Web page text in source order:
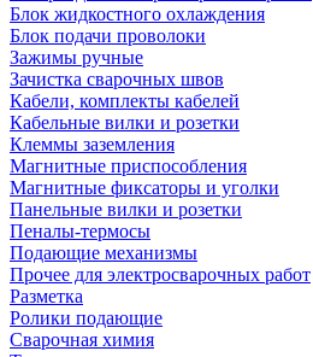
Блок жидкостного охлаждения
Блок подачи проволоки
Зажимы ручные
Зачистка сварочных швов
Кабели, комплекты кабелей
Кабельные вилки и розетки
Клеммы заземления
Магнитные приспособления
Магнитные фиксаторы и уголки
Панельные вилки и розетки
Пеналы-термосы
Подающие механизмы
Прочее для электросварочных работ
Разметка
Ролики подающие
Сварочная химия